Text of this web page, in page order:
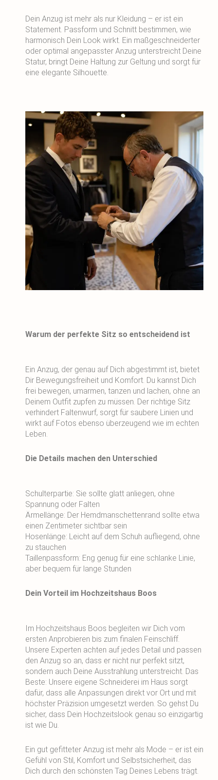
Dein Anzug ist mehr als nur Kleidung – er ist ein
Statement. Passform und Schnitt bestimmen, wie
harmonisch Dein Look wirkt. Ein maßgeschneiderter
oder optimal angepasster Anzug unterstreicht Deine
Statur, bringt Deine Haltung zur Geltung und sorgt für
eine elegante Silhouette.
Warum der perfekte Sitz so entscheidend ist
Ein Anzug, der genau auf Dich abgestimmt ist, bietet
Dir Bewegungsfreiheit und Komfort. Du kannst Dich
frei bewegen, umarmen, tanzen und lachen, ohne an
Deinem Outfit zupfen zu müssen. Der richtige Sitz
verhindert Faltenwurf, sorgt für saubere Linien und
wirkt auf Fotos ebenso überzeugend wie im echten
Leben.
Die Details machen den Unterschied
Schulterpartie: Sie sollte glatt anliegen, ohne
Spannung oder Falten
Ärmellänge: Der Hemdmanschettenrand sollte etwa
einen Zentimeter sichtbar sein
Hosenlänge: Leicht auf dem Schuh aufliegend, ohne
zu stauchen
Taillenpassform: Eng genug für eine schlanke Linie,
aber bequem für lange Stunden
Dein Vorteil im Hochzeitshaus Boos
Im Hochzeitshaus Boos begleiten wir Dich vom
ersten Anprobieren bis zum finalen Feinschliff.
Unsere Experten achten auf jedes Detail und passen
den Anzug so an, dass er nicht nur perfekt sitzt,
sondern auch Deine Ausstrahlung unterstreicht. Das
Beste: Unsere eigene Schneiderei im Haus sorgt
dafür, dass alle Anpassungen direkt vor Ort und mit
höchster Präzision umgesetzt werden. So gehst Du
sicher, dass Dein Hochzeitslook genau so einzigartig
ist wie Du.
Ein gut gefitteter Anzug ist mehr als Mode – er ist ein
Gefühl von Stil, Komfort und Selbstsicherheit, das
Dich durch den schönsten Tag Deines Lebens trägt.